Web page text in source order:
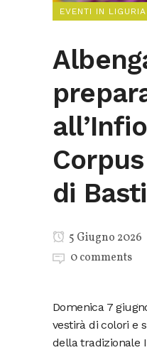
EVENTI IN LIGURIA
di
5 Giugno 2026
0 comments
Domenica 7
vestirà di colori e
della tradizionale